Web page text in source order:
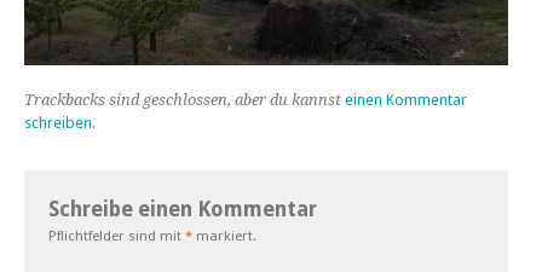
Trackbacks sind geschlossen, aber du kannst einen Kommentar
schreiben.
Schreibe einen Kommentar
Pflichtfelder sind mit * markiert.